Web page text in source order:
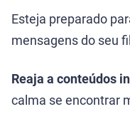
Esteja preparado
mensagens do seu
Reaja a conteúdos
calma se encontrar